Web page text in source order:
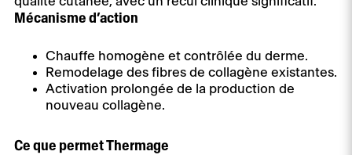
Mécanisme d’action
Chauffe homogène et contrôlée du derme.
Remodelage des fibres de collagène existantes.
Activation prolongée de la production de
nouveau collagène.
Ce que permet Thermage